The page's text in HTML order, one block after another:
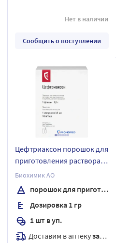
Нет в наличии
Сообщить о поступлении
Цефтриаксон порошок для
приготовления раствора
для внутривенного и
внутримышечного
введения 1 гр флакон 1 шт.
комплектность
флакон+растворитель
Биохимик АО
порошок для приготовления раствора для внутривенного и внутримышечного введения
Дозировка 1 гр
1 шт в уп.
Доставим в аптекузавтра